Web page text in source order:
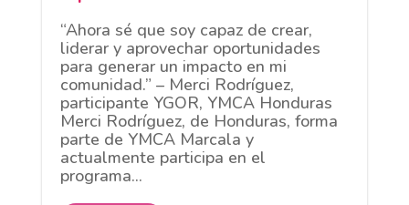
“Ahora sé que soy capaz de crear,
liderar y aprovechar oportunidades
para generar un impacto en mi
comunidad.” – Merci Rodríguez,
participante YGOR, YMCA Honduras
Merci Rodríguez, de Honduras, forma
parte de YMCA Marcala y
actualmente participa en el
programa...